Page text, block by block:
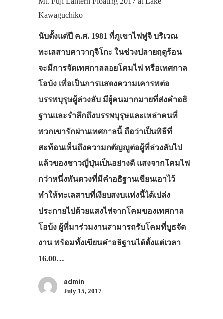
Kawaguchiko
นับตั้งแต่ปี ค.ศ. 1981 ที่ภูเขาไฟฟูจิ บริเวณ
ทะเลสาบคาวากุจิโกะ ในช่วงปลายฤดูร้อน
จะมีการจัดเทศกาลลอยโคมไฟ หรือเทศกาล
โอบ้ง เพื่อเป็นการแสดงความเคารพต่อ
บรรพบุรุษผู้ล่วงลับ มีผู้คนมากมายที่ส่งคำอธิ
ฐานและรำลึกถึงบรรพบุรุษและเหล่าคนที่
พวกเขารักผ่านเทศกาลนี้ ถือว่าเป็นพิธีที่
สะท้อนเห็นถึงความกตัญญูต่อผู้ที่ล่วงลับไป
แล้วของชาวญี่ปุ่นเป็นอย่างดี แสงจากโคมไฟ
กว่าหนึ่งพันดวงที่มีคำอธิฐานเขียนเอาไว้
ทำให้ทะเลสาบที่เงียบสงบแห่งนี้ได้เปล่ง
ประกายไปด้วยแสงไฟจากโคมของเทศกาล
โอบ้ง ผู้ที่มาร่วมงานสามารถรับโคมที่บูธจัด
งาน พร้อมทั้งเขียนคำอธิฐานได้ตั้งแต่เวลา
16.00…
admin
July 15, 2017